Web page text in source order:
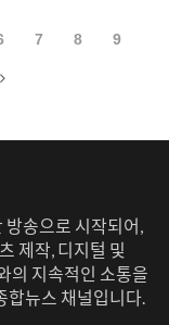
7 8 9
송으로 시작되어,
제작, 디지털 및
의 지속적인 소통을
합뉴스 채널입니다.